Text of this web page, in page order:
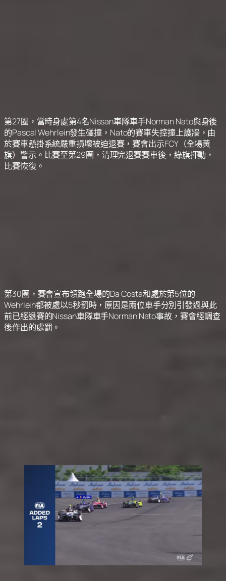
第27圈，當時身處第4名Nissan車隊車手Norman Nato與身後
的Pascal Wehrlein發生碰撞，Nato的賽車失控撞上護牆，由
於賽車懸掛系統嚴重損壞被迫退賽，賽會出示FCY（全場黃
旗）警示。比賽至第29圈，清理完退賽賽車後，綠旗揮動，
比賽恢復。
第30圈，賽會宣布領跑全場的Da Costa和處於第5位的
Wehrlein都被處以5秒罰時，原因是兩位車手分別引發過與此
前已經退賽的Nissan車隊車手Norman Nato事故，賽會經調查
後作出的處罰。